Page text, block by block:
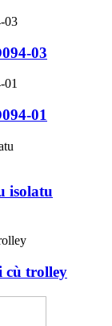
03
01
isolatu
cù trolley